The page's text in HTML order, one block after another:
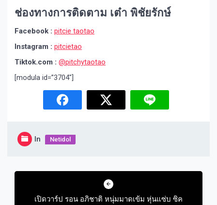
ช่องทางการติดตาม เต๋า พิชัยรักษ์
Facebook : pitcie taotao
Instagram : pitcietao
Tiktok.com : @pitchytaotao
[modula id=”3704″]
In Netidol
Post
เปิดวาร์ป รอน อภิชาติ หนุ่มมาดเข้ม หุ่นแซ่บ ซิค